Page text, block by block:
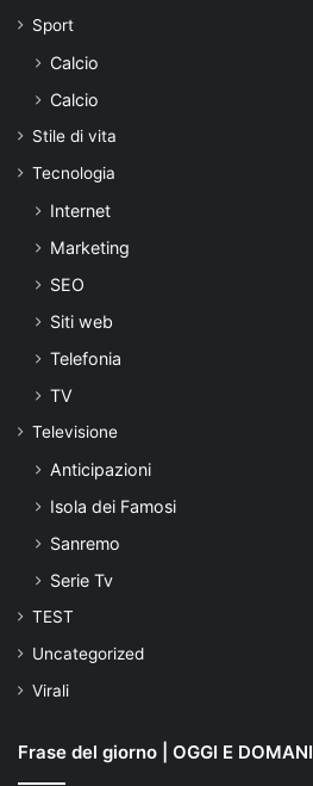
Sport
Calcio
Calcio
Stile di vita
Tecnologia
Internet
Marketing
SEO
Siti web
Telefonia
TV
Televisione
Anticipazioni
Isola dei Famosi
Sanremo
Serie Tv
TEST
Uncategorized
Virali
Frase del giorno | OGGI E DOMANI